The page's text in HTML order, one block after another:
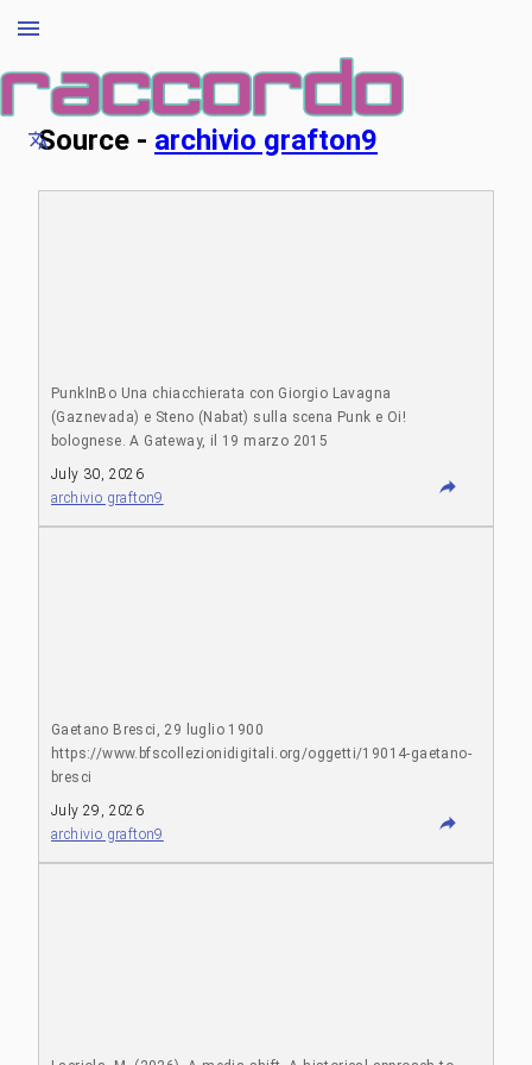
Source - archivio grafton9
PunkInBo Una chiacchierata con Giorgio Lavagna
(Gaznevada) e Steno (Nabat) sulla scena Punk e Oi!
bolognese. A Gateway, il 19 marzo 2015
https://www.youtube.com/watch?v=530P9zFWcqo
July 30, 2026
archivio grafton9
Gaetano Bresci, 29 luglio 1900
https://www.bfscollezionidigitali.org/oggetti/19014-gaetano-
bresci
July 29, 2026
archivio grafton9